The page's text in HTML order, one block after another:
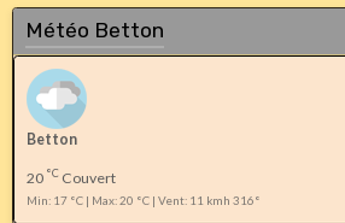
Météo Betton
Betton
20 °C Couvert
Min: 17 °C | Max: 20 °C | Vent: 11 kmh 316°